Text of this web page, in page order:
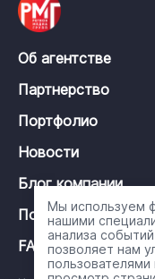
Об агентстве
Партнерство
Портфолио
Новости
Блог компании
Политика
FAQ
Мы используем
нашими
анализа
позволяет нам